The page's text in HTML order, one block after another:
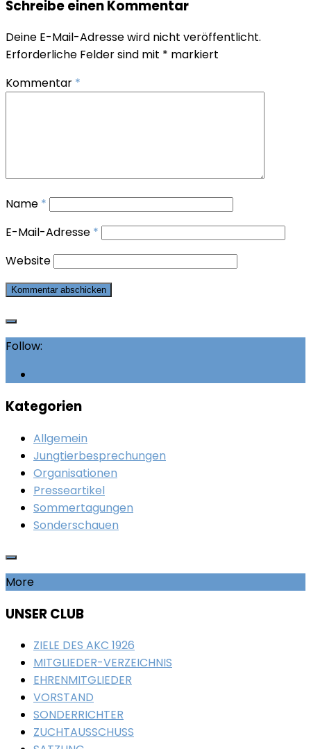
Schreibe einen Kommentar
Deine E-Mail-Adresse wird nicht veröffentlicht.
Erforderliche Felder sind mit * markiert
Kommentar *
Name *
E-Mail-Adresse *
Website
Follow:
Kategorien
Allgemein
Jungtierbesprechungen
Organisationen
Presseartikel
Sommertagungen
Sonderschauen
More
UNSER CLUB
ZIELE DES AKC 1926
MITGLIEDER-VERZEICHNIS
EHRENMITGLIEDER
VORSTAND
SONDERRICHTER
ZUCHTAUSSCHUSS